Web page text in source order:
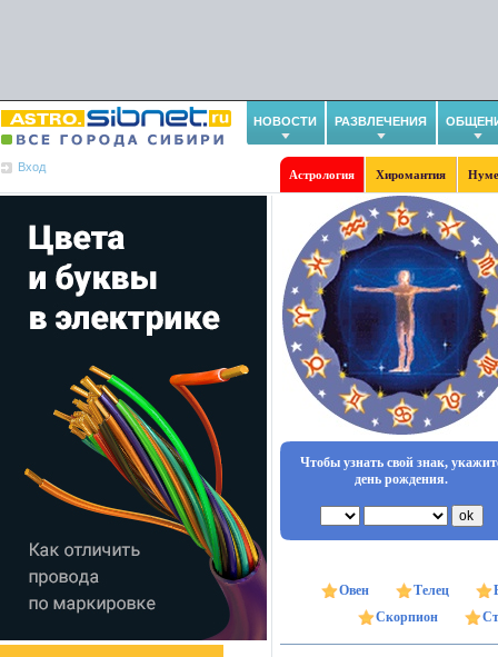
НОВОСТИ РАЗВЛЕЧЕНИЯ
Вход
Астрология Хиромантия
Чтобы узнать свой знак,
день рождения.
Овен Телец
Скорпион